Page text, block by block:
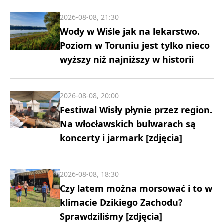
Wody w Wiśle jak na lekarstwo.
Poziom w Toruniu jest tylko nieco
wyższy niż najniższy w historii
2026-08-08, 21:30
Festiwal Wisły płynie przez region.
Na włocławskich bulwarach są
koncerty i jarmark [zdjęcia]
2026-08-08, 20:00
Czy latem można morsować i to w
klimacie Dzikiego Zachodu?
Sprawdziliśmy [zdjęcia]
2026-08-08, 18:30